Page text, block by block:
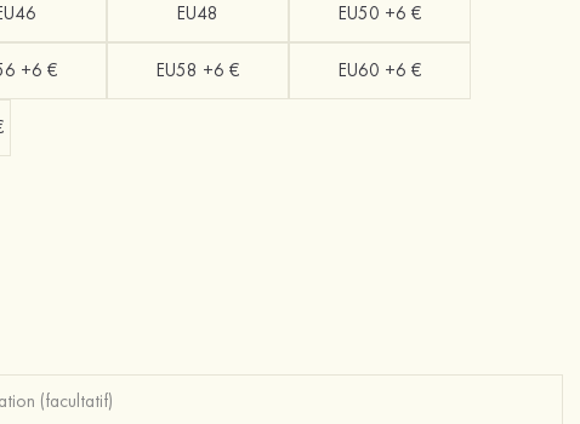
EU48 EU50 +6 €
+6 € EU58 +6 € EU60 +6 €